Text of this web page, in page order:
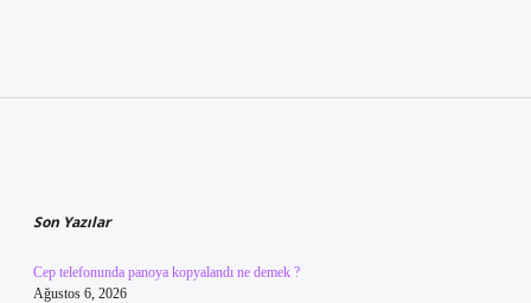
Son Yazılar
Cep telefonunda panoya kopyalandı ne demek ?
Ağustos 6, 2026